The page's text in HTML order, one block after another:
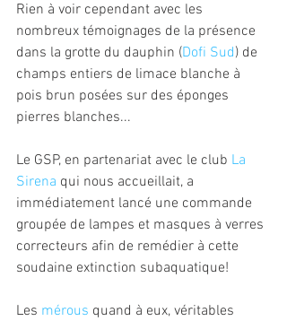
Rien à voir cependant avec les
nombreux témoignages de la présence
dans la grotte du dauphin (Dofi Sud) de
champs entiers de limace blanche à
pois brun posées sur des éponges
pierres blanches...
Le GSP, en partenariat avec le club La
Sirena qui nous accueillait, a
immédiatement lancé une commande
groupée de lampes et masques à verres
correcteurs afin de remédier à cette
soudaine extinction subaquatique!
Les mérous quand à eux, véritables